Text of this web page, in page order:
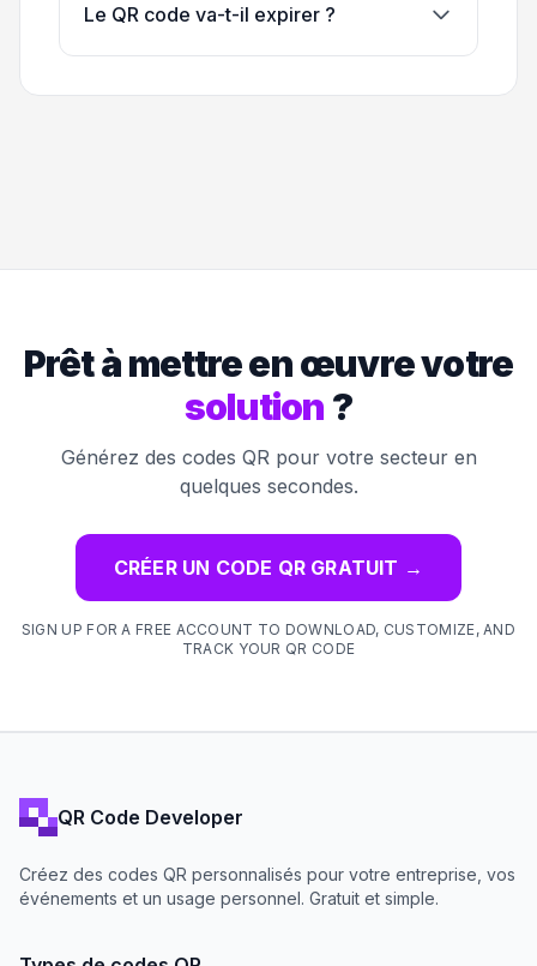
Le QR code va-t-il expirer ?
Prêt à mettre en œuvre votre
solution ?
Générez des codes QR pour votre secteur en
quelques secondes.
CRÉER UN CODE QR GRATUIT →
SIGN UP FOR A FREE ACCOUNT TO DOWNLOAD, CUSTOMIZE, AND
TRACK YOUR QR CODE
QR Code Developer
Créez des codes QR personnalisés pour votre entreprise, vos
événements et un usage personnel. Gratuit et simple.